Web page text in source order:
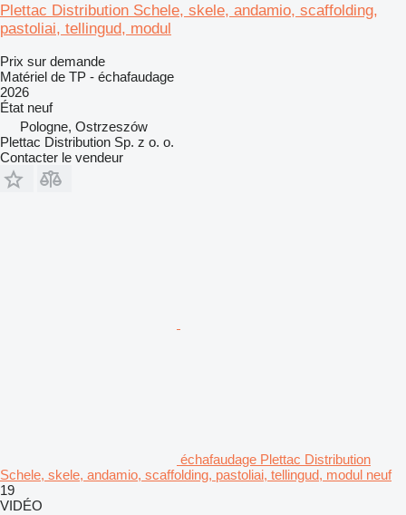
Plettac Distribution Schele, skele, andamio, scaffolding,
pastoliai, tellingud, modul
Prix sur demande
Matériel de TP - échafaudage
2026
État neuf
Pologne, Ostrzeszów
Plettac Distribution Sp. z o. o.
Contacter le vendeur
échafaudage Plettac Distribution
Schele, skele, andamio, scaffolding, pastoliai, tellingud, modul neuf
19
VIDÉO